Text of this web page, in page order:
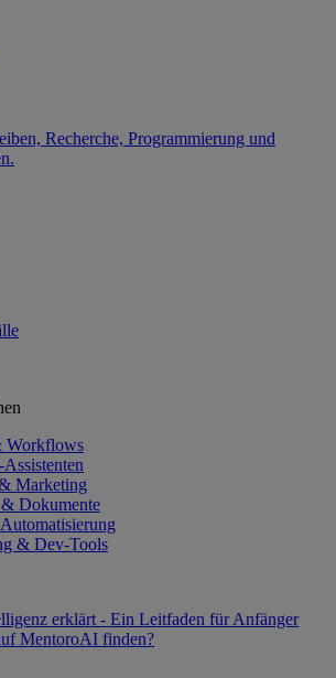
Recherche, Programmierung und
Workflows
Marketing
& Dokumente
& Dev-Tools
erklärt - Ein Leitfaden für Anfänger
MentoroAI finden?